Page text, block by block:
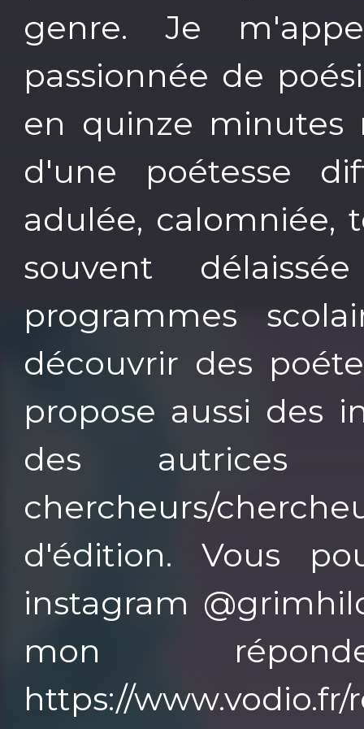
genre. Je
passionnée de
en quinze minutes
d'une poétesse
adulée, calomniée,
souvent
programmes
découvrir des
propose aussi des
des autrices
chercheurs/
d'édition. Vous
instagram
mon
https://